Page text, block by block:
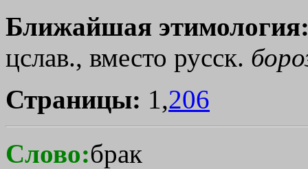
Ближайшая
цслав., вместо русск.
Страницы: 1,206
Слово:брак